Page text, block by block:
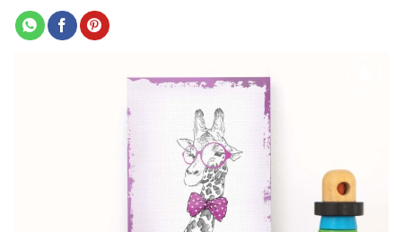
favorite